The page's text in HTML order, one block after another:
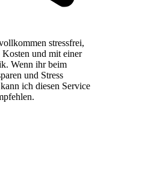
stressfrei,
Kosten und mit einer
Wenn ihr beim
und Stress
ich diesen Service